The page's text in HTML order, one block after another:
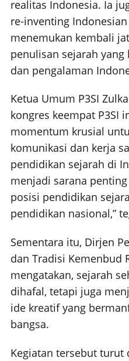
realitas Indonesia. Ia
re-inventing
menemukan kembali
penulisan sejarah
dan pengalaman
Ketua Umum P3SI
kongres keempat P3SI
momentum krusial
komunikasi dan kerja
pendidikan sejarah di
menjadi sarana
posisi pendidikan
pendidikan nasional,”
Sementara itu, Dirjen
dan Tradisi Kemenbud
mengatakan, sejarah
dihafal, tetapi juga
ide kreatif yang
bangsa.
Kegiatan tersebut